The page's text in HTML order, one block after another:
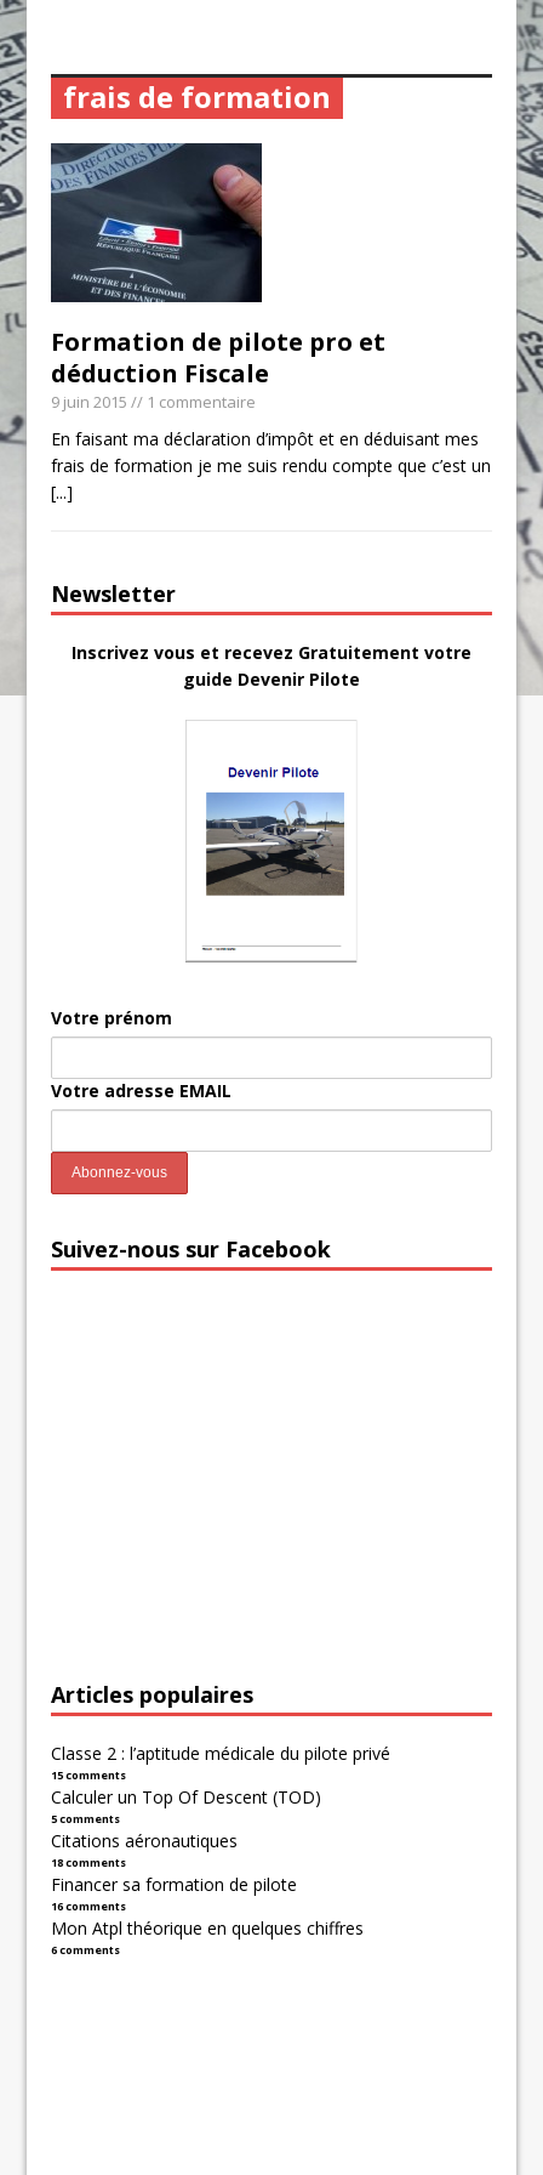
frais de formation
Formation de pilote pro et
déduction Fiscale
9 juin 2015 // 1 commentaire
En faisant ma déclaration d’impôt et en déduisant mes
frais de formation je me suis rendu compte que c’est un
[...]
Newsletter
Inscrivez vous et recevez Gratuitement votre
guide Devenir Pilote
Votre prénom
Votre adresse EMAIL
Suivez-nous sur Facebook
Articles populaires
Classe 2 : l’aptitude médicale du pilote privé
15 comments
Calculer un Top Of Descent (TOD)
5 comments
Citations aéronautiques
18 comments
Financer sa formation de pilote
16 comments
Mon Atpl théorique en quelques chiffres
6 comments